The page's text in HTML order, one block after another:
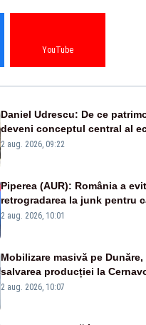
YouTube
Daniel Udrescu: De ce
deveni conceptul central al
viitoare?
2 aug. 2026, 09:22
Piperea (AUR): România a
retrogradarea la junk pentru
catastrofă pentru bănci și
2 aug. 2026, 10:01
Mobilizare masivă pe
salvarea producției la
va detona o stâncă și va devia
2 aug. 2026, 10:07